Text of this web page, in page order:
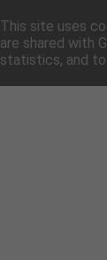
This site uses
are shared with
statistics, and